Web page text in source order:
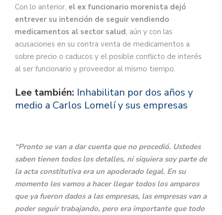
Con lo anterior, el ex funcionario morenista dejó
entrever su intención de seguir vendiendo
medicamentos al sector salud, aún y con las
acusaciones en su contra venta de medicamentos a
sobre precio o caducos y el posible conflicto de interés
al ser funcionario y proveedor al mismo tiempo.
Lee también: Inhabilitan por dos años y
medio a Carlos Lomelí y sus empresas
“Pronto se van a dar cuenta que no procedió. Ustedes
saben tienen todos los detalles, ni siquiera soy parte de
la acta constitutiva era un apoderado legal. En su
momento les vamos a hacer llegar todos los amparos
que ya fueron dados a las empresas, las empresas van a
poder seguir trabajando, pero era importante que todo